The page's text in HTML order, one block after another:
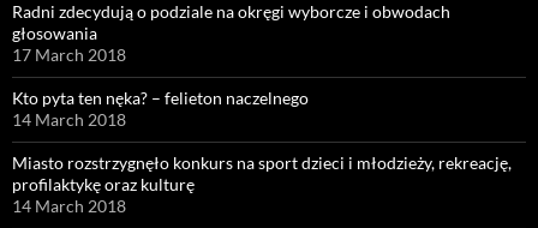
Radni zdecydują o podziale na okręgi wyborcze i obwodach
głosowania
17 March 2018
Kto pyta ten nęka? – felieton naczelnego
14 March 2018
Miasto rozstrzygnęło konkurs na sport dzieci i młodzieży, rekreację,
profilaktykę oraz kulturę
14 March 2018